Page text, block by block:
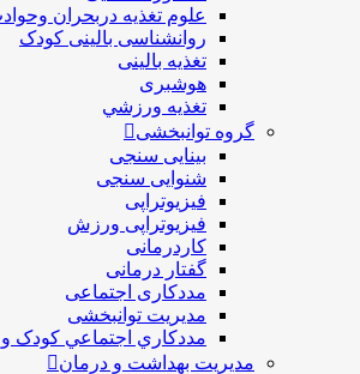
علوم تغذیه دربحران
روانشناسی بالینی کودک
تغذیه بالینی
هوشبری
تغذيه ورزشي
گروه توانبخشی
بینایی سنجی
شنوایی سنجی
فیزیوتراپی
فیزیوتراپی ورزش
کاردرمانی
گفتار درمانی
مددکاری اجتماعی
مديريت توانبخشی
مددکاري اجتماعي کودک و
مدیریت بهداشت و درمان